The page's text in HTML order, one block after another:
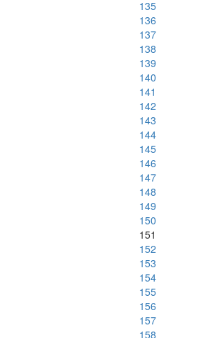
135
136
137
138
139
140
141
142
143
144
145
146
147
148
149
150
151
152
153
154
155
156
157
158